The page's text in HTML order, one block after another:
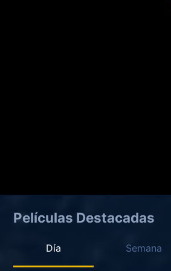
Películas Destacadas
Día Semana